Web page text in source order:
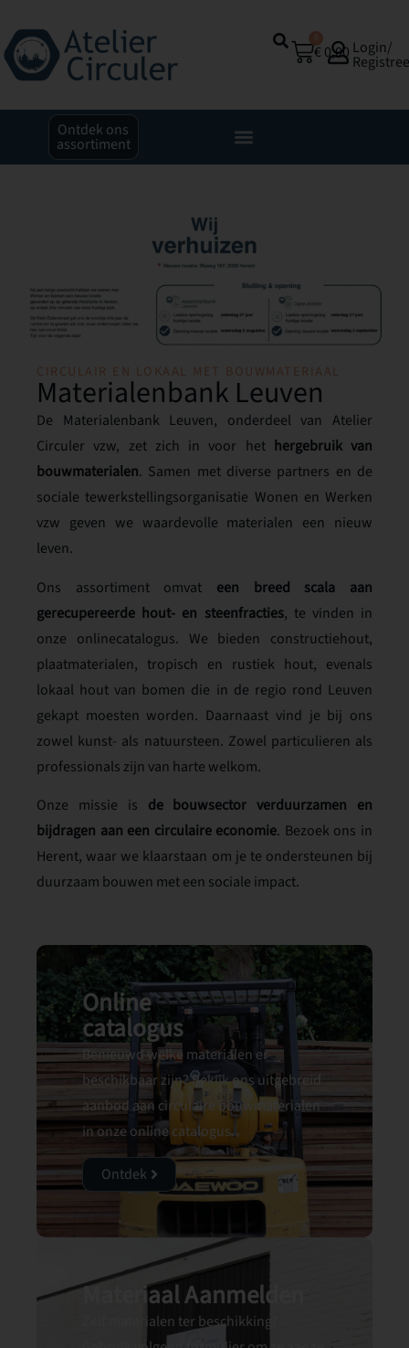
€ 0,00 Login/
Ontdek ons
assortiment
CIRCULAIR EN LOKAAL MET BOUWMATERIAAL
Materialenbank Leuven
De Materialenbank Leuven, onderdeel van Atelier
Circuler vzw, zet zich in voor het hergebruik van
bouwmaterialen. Samen met diverse partners en de
sociale tewerkstellingsorganisatie Wonen en Werken
vzw geven we waardevolle materialen een nieuw
leven.
Ons assortiment omvat een breed scala aan
gerecupereerde hout- en steenfracties, te vinden in
onze onlinecatalogus. We bieden constructiehout,
plaatmaterialen, tropisch en rustiek hout, evenals
lokaal hout van bomen die in de regio rond Leuven
gekapt moesten worden. Daarnaast vind je bij ons
zowel kunst- als natuursteen. Zowel particulieren als
professionals zijn van harte welkom.
Onze missie is de bouwsector verduurzamen en
bijdragen aan een circulaire economie. Bezoek ons in
Herent, waar we klaarstaan om je te ondersteunen bij
duurzaam bouwen met een sociale impact.
Online
catalogus
Benieuwd welke materialen er
beschikbaar zijn? Bekijk ons uitgebreid
aanbod aan circulaire bouwmaterialen
in onze online catalogus.
Ontdek
Materiaal Aanmelden
Zelf materialen ter beschikking?